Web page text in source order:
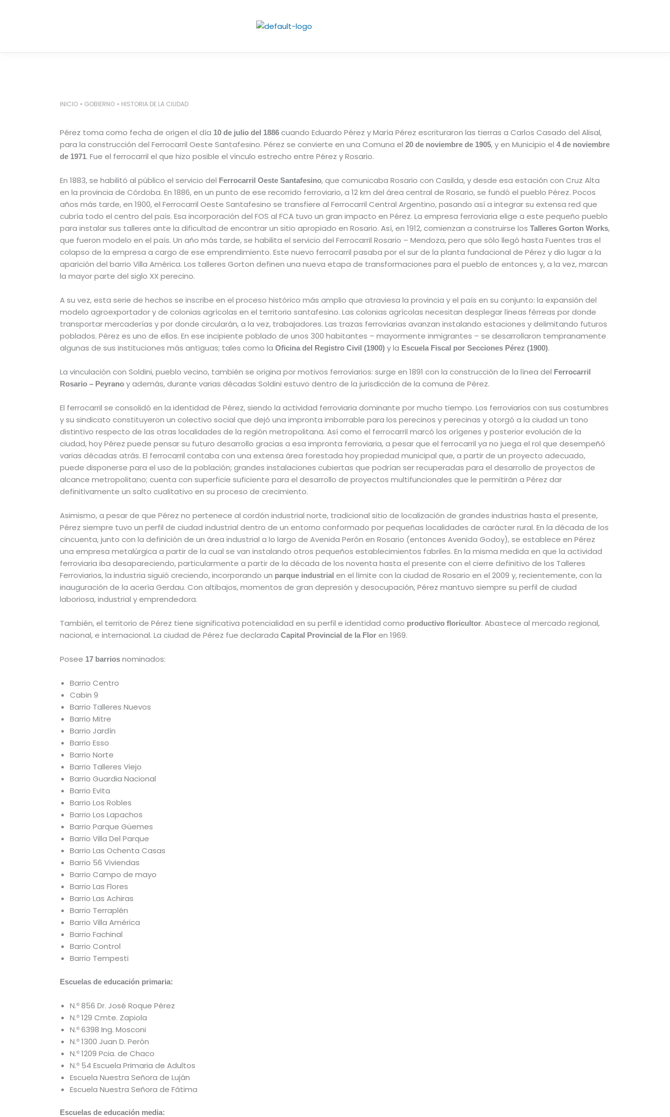
INICIO GOBIERNO HISTORIA DE LA CIUDAD
Pérez toma como fecha de origen el día 10 de julio del 1886 cuando Eduardo Pérez y María Pérez escrituraron las tierras a Carlos Casado del Alisal,
para la construcción del Ferrocarril Oeste Santafesino. Pérez se convierte en una Comuna el20 de noviembre de 1905, y en Municipio el4 de noviembre
de 1971. Fue el ferrocarril el que hizo posible el vínculo estrecho entre Pérez y Rosario.
En 1883, se habilitó al público el servicio del Ferrocarril Oeste Santafesino, que comunicaba Rosario con Casilda, y desde esa estación con Cruz Alta
en la provincia de Córdoba. En 1886, en un punto de ese recorrido ferroviario, a 12 km del área central de Rosario, se fundó el pueblo Pérez. Pocos
años más tarde, en 1900, el Ferrocarril Oeste Santafesino se transfiere al Ferrocarril Central Argentino, pasando así a integrar su extensa red que
cubría todo el centro del país. Esa incorporación del FOS al FCA tuvo un gran impacto en Pérez. La empresa ferroviaria elige a este pequeño pueblo
para instalar sus talleres ante la dificultad de encontrar un sitio apropiado en Rosario. Así, en 1912, comienzan a construirse losTalleres Gorton Works,
que fueron modelo en el país. Un año más tarde, se habilita el servicio del Ferrocarril Rosario – Mendoza, pero que sólo llegó hasta Fuentes tras el
colapso de la empresa a cargo de ese emprendimiento. Este nuevo ferrocarril pasaba por el sur de la planta fundacional de Pérez y dio lugar a la
aparición del barrio Villa América. Los talleres Gorton definen una nueva etapa de transformaciones para el pueblo de entonces y, a la vez, marcan
la mayor parte del siglo XX perecino.
A su vez, esta serie de hechos se inscribe en el proceso histórico más amplio que atraviesa la provincia y el país en su conjunto: la expansión del
modelo agroexportador y de colonias agrícolas en el territorio santafesino. Las colonias agrícolas necesitan desplegar líneas férreas por donde
transportar mercaderías y por donde circularán, a la vez, trabajadores. Las trazas ferroviarias avanzan instalando estaciones y delimitando futuros
poblados. Pérez es uno de ellos. En ese incipiente poblado de unos 300 habitantes – mayormente inmigrantes – se desarrollaron tempranamente
algunas de sus instituciones más antiguas; tales como la Oficina del Registro Civil (1900)y la Escuela Fiscal por Secciones Pérez (1900).
La vinculación con Soldini, pueblo vecino, también se origina por motivos ferroviarios: surge en 1891 con la construcción de la línea del Ferrocarril
Rosario – Peyrano y además, durante varias décadas Soldini estuvo dentro de la jurisdicción de la comuna de Pérez.
El ferrocarril se consolidó en la identidad de Pérez, siendo la actividad ferroviaria dominante por mucho tiempo. Los ferroviarios con sus costumbres
y su sindicato constituyeron un colectivo social que dejó una impronta imborrable para los perecinos y perecinas y otorgó a la ciudad un tono
distintivo respecto de las otras localidades de la región metropolitana. Así como el ferrocarril marcó los orígenes y posterior evolución de la
ciudad, hoy Pérez puede pensar su futuro desarrollo gracias a esa impronta ferroviaria, a pesar que el ferrocarril ya no juega el rol que desempeñó
varias décadas atrás. El ferrocarril contaba con una extensa área forestada hoy propiedad municipal que, a partir de un proyecto adecuado,
puede disponerse para el uso de la población; grandes instalaciones cubiertas que podrían ser recuperadas para el desarrollo de proyectos de
alcance metropolitano; cuenta con superficie suficiente para el desarrollo de proyectos multifuncionales que le permitirán a Pérez dar
definitivamente un salto cualitativo en su proceso de crecimiento.
Asimismo, a pesar de que Pérez no pertenece al cordón industrial norte, tradicional sitio de localización de grandes industrias hasta el presente,
Pérez siempre tuvo un perfil de ciudad industrial dentro de un entorno conformado por pequeñas localidades de carácter rural. En la década de los
cincuenta, junto con la definición de un área industrial a lo largo de Avenida Perón en Rosario (entonces Avenida Godoy), se establece en Pérez
una empresa metalúrgica a partir de la cual se van instalando otros pequeños establecimientos fabriles. En la misma medida en que la actividad
ferroviaria iba desapareciendo, particularmente a partir de la década de los noventa hasta el presente con el cierre definitivo de los Talleres
Ferroviarios, la industria siguió creciendo, incorporando un parque industrial en el límite con la ciudad de Rosario en el 2009 y, recientemente, con la
inauguración de la acería Gerdau. Con altibajos, momentos de gran depresión y desocupación, Pérez mantuvo siempre su perfil de ciudad
laboriosa, industrial y emprendedora.
También, el territorio de Pérez tiene significativa potencialidad en su perfil e identidad como productivo floricultor. Abastece al mercado regional,
nacional, e internacional. La ciudad de Pérez fue declaradaCapital Provincial de la Flor ​en 1969.
Posee 17 barrios nominados:
Barrio Centro
Cabin 9
Barrio Talleres Nuevos
Barrio Mitre
Barrio Jardín
Barrio Esso
Barrio Norte
Barrio Talleres Viejo
Barrio Guardia Nacional
Barrio Evita
Barrio Los Robles
Barrio Los Lapachos
Barrio Parque Güemes
Barrio Villa Del Parque
Barrio Las Ochenta Casas
Barrio 56 Viviendas
Barrio Campo de mayo
Barrio Las Flores
Barrio Las Achiras
Barrio Terraplén
Barrio Villa América
Barrio Fachinal
Barrio Control
Barrio Tempesti
Escuelas de educación primaria:
N.º 856 Dr. José Roque Pérez
N.º 129 Cmte. Zapiola
N.º 6398 Ing. Mosconi
N.º 1300 Juan D. Perón
N.º 1209 Pcia. de Chaco
N.º 54 Escuela Primaria de Adultos
Escuela Nuestra Señora de Luján
Escuela Nuestra Señora de Fátima
Escuelas de educación media: